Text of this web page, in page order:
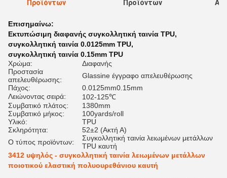
Προϊόντων
Προϊόντων
Επισημαίνω:
Εκτυπώσιμη διαφανής συγκολλητική ταινία TPU,
συγκολλητική ταινία 0.0125mm TPU,
συγκολλητική ταινία 0.15mm TPU
Χρώμα:
Διαφανής
Προστασία
απελευθέρωσης:
Glassine έγγραφο απελευθέρωσης
Πάχος:
0.0125mm0.15mm
Λειώνοντας σειρά:
102-125℃
Συμβατικό πλάτος:
1380mm
Συμβατικό μήκος:
100yards/roll
Υλικό:
TPU
Σκληρότητα:
52±2 (Ακτή Α)
Ο τύπος προϊόντων:
Συγκολλητική ταινία λειωμένων μετάλλων
TPU καυτή
3412 υψηλός - συγκολλητική ταινία λειωμένων μετάλλων
ποιοτικού ελαστική πολυουρεθάνιου καυτή